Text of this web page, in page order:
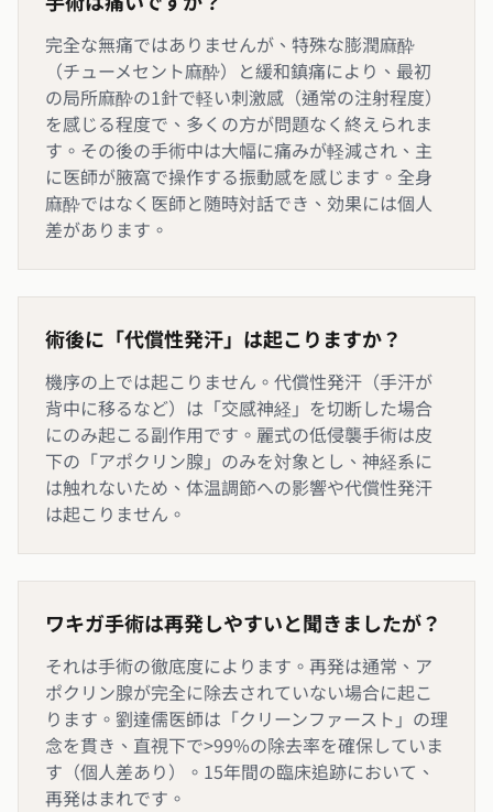
完全な無痛ではありませんが、特殊な膨潤麻酔
（チューメセント麻酔）と緩和鎮痛により、最初
の局所麻酔の1針で軽い刺激感（通常の注射程度）
を感じる程度で、多くの方が問題なく終えられま
す。その後の手術中は大幅に痛みが軽減され、主
に医師が腋窩で操作する振動感を感じます。全身
麻酔ではなく医師と随時対話でき、効果には個人
差があります。
術後に「代償性発汗」は起こりますか？
機序の上では起こりません。代償性発汗（手汗が
背中に移るなど）は「交感神経」を切断した場合
にのみ起こる副作用です。麗式の低侵襲手術は皮
下の「アポクリン腺」のみを対象とし、神経系に
は触れないため、体温調節への影響や代償性発汗
は起こりません。
ワキガ手術は再発しやすいと聞きましたが？
それは手術の徹底度によります。再発は通常、ア
ポクリン腺が完全に除去されていない場合に起こ
ります。劉達儒医師は「クリーンファースト」の理
念を貫き、直視下で>99%の除去率を確保していま
す（個人差あり）。15年間の臨床追跡において、
再発はまれです。